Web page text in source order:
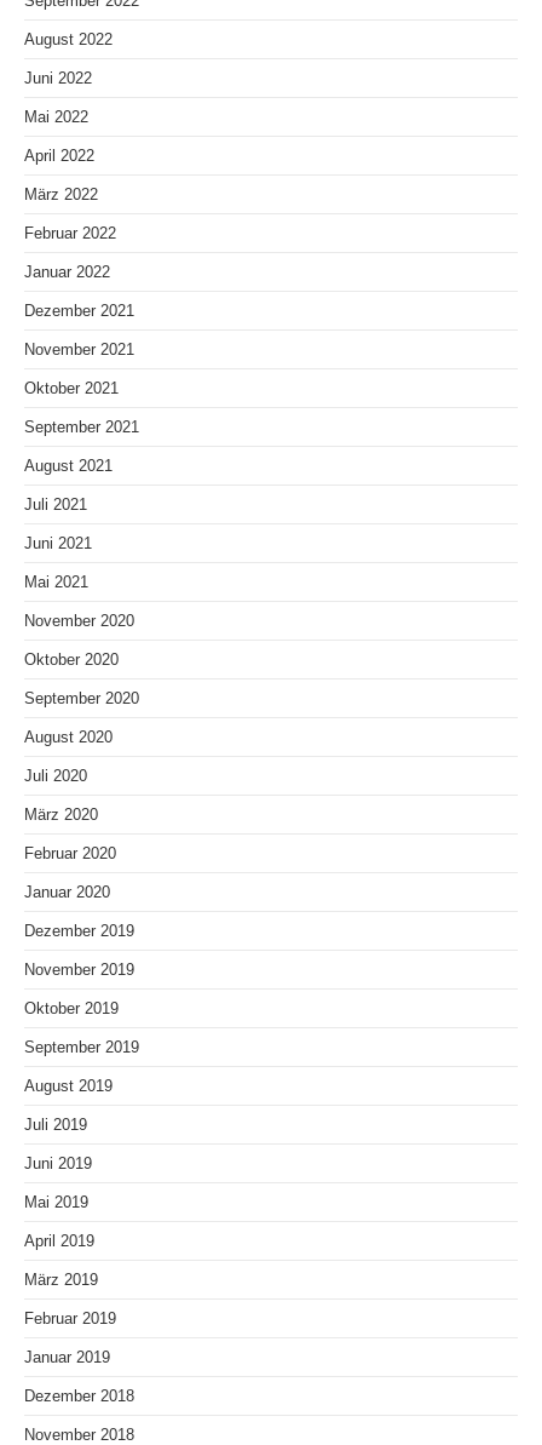
August 2022
Juni 2022
Mai 2022
April 2022
März 2022
Februar 2022
Januar 2022
Dezember 2021
November 2021
Oktober 2021
September 2021
August 2021
Juli 2021
Juni 2021
Mai 2021
November 2020
Oktober 2020
September 2020
August 2020
Juli 2020
März 2020
Februar 2020
Januar 2020
Dezember 2019
November 2019
Oktober 2019
September 2019
August 2019
Juli 2019
Juni 2019
Mai 2019
April 2019
März 2019
Februar 2019
Januar 2019
Dezember 2018
November 2018